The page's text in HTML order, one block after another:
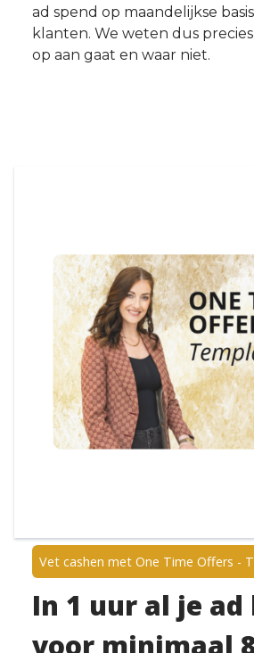
ad spend op maandelijkse
klanten. We weten dus
op aan gaat en waar niet.
Vet cashen met One Time Offers -
In 1 uur al je ad
voor minimaal